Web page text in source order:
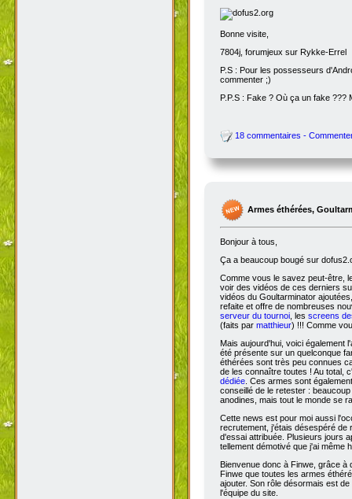
Bonne visite,
7804j, forumjeux sur Rykke-Errel
P.S : Pour les possesseurs
commenter ;)
P.P.S : Fake ? Où ça un fake ???
18 commentaires -
Armes éthérées,
Bonjour à tous,
Ça a beaucoup bougé sur
Comme vous le savez peut-être,
voir des vidéos de ces derniers
vidéos du Goultarminator
refaite et offre de nombreuses
serveur du tournoi, les screens
(faits par matthieur) !!! Comme
Mais aujourd'hui, voici également
été présente sur un quelconque
éthérées sont très peu connues
de les connaître toutes ! Au total,
dédiée. Ces armes sont
conseillé de le retester :
anodines, mais tout le monde se
Cette news est pour moi aussi
recrutement, j'étais désespéré de
d'essai attribuée. Plusieurs jours
tellement démotivé que j'ai même
Bienvenue donc à Finwe, grâce
Finwe que toutes les armes
ajouter. Son rôle désormais est
l'équipe du site.